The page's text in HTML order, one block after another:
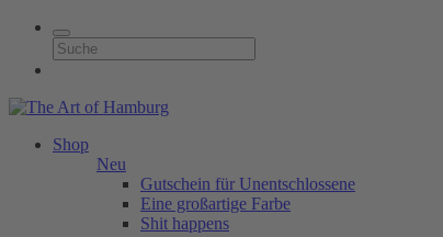
Shop
Neu
Gutschein für Unentschlossene
Eine großartige Farbe
Shit happens